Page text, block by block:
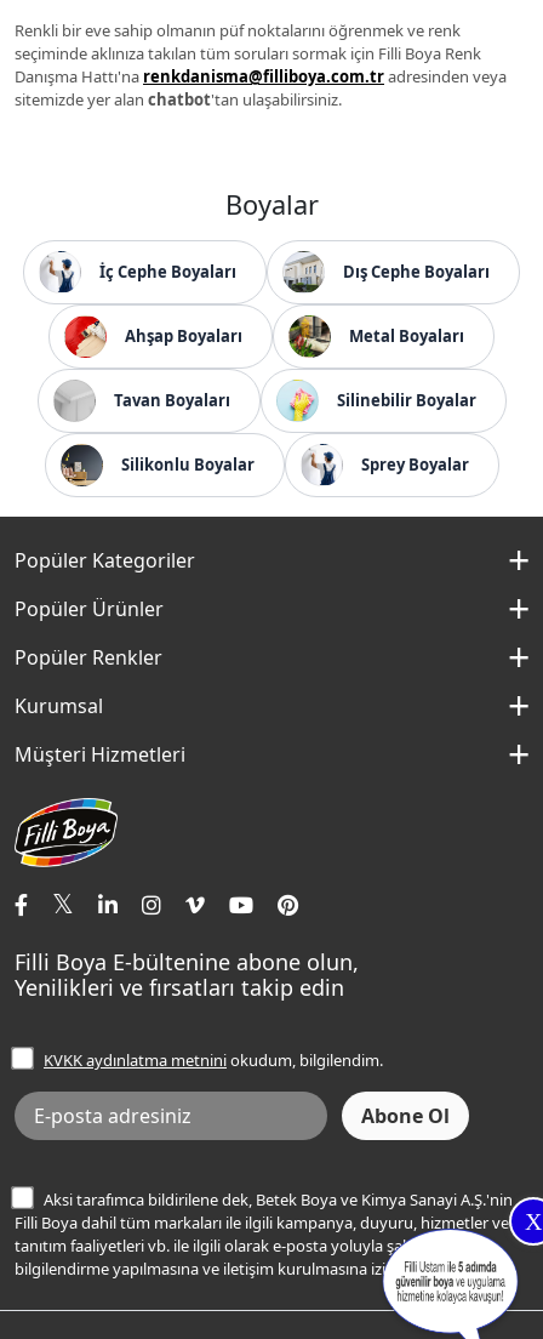
Renkli bir eve sahip olmanın püf noktalarını öğrenmek ve renk
seçiminde aklınıza takılan tüm soruları sormak için Filli Boya Renk
Danışma Hattı'na renkdanisma@filliboya.com.tradresinden veya
sitemizde yer alan chatbot'tan ulaşabilirsiniz.
Boyalar
İç Cephe Boyaları Dış Cephe Boyaları
Ahşap Boyaları Metal Boyaları
Tavan Boyaları Silinebilir Boyalar
Silikonlu Boyalar Sprey Boyalar
X
Popüler Kategoriler
İç Cephe Boyaları
İç Cephe Renkleri
Dış Cephe Renkleri
Mobilya Boyaları
Macun ve Astarlar
Yapı Kimyasalları
Tavan Boyaları
Ev Bakım ve Hobi Boyaları
Yatak Odası Renkleri
Popüler Ürünler
Momento Silan
Panel Kapı Boyası
Aqualux
Momento Max Cleanix
Sentomaxx Sentetik Boya
Sentomaxx İpeksi Mat
Momento Life
Popüler Renkler
Kırık Beyaz Rengi
Aydan Rengi
Fildişi Rengi
Andezit Rengi
Şampanya Rengi
Açık Mavi Rengi
Frezya Rengi
Kurumsal
Hakkımızda
Basın Odası
İletişim Bilgilerimiz
Müşteri Hizmetleri
İletişim Formu
Satış Noktaları
Renk Danışma
Filli Ustam
Sıkça Sorulan Sorular
Ücretsiz Yalıtım Keşif Hizmeti
Bilgi Toplumu Hizmetleri
İnternet Sitesi Kullanım Koşulları
KVKK Talep Formu
KVKK Aydınlatma Metni
Filli Boya E-bültenine abone olun,
Yenilikleri ve fırsatları takip edin
KVKK aydınlatma metniniokudum, bilgilendim.
Aksi tarafımca bildirilene dek, Betek Boya ve Kimya Sanayi A.Ş.'nin
Filli Boya dahil tüm markaları ile ilgili kampanya, duyuru, hizmetler ve
tanıtım faaliyetleri vb. ile ilgili olarak e-posta yoluyla şahsıma
bilgilendirme yapılmasına ve iletişim kurulmasına izin veriyorum.